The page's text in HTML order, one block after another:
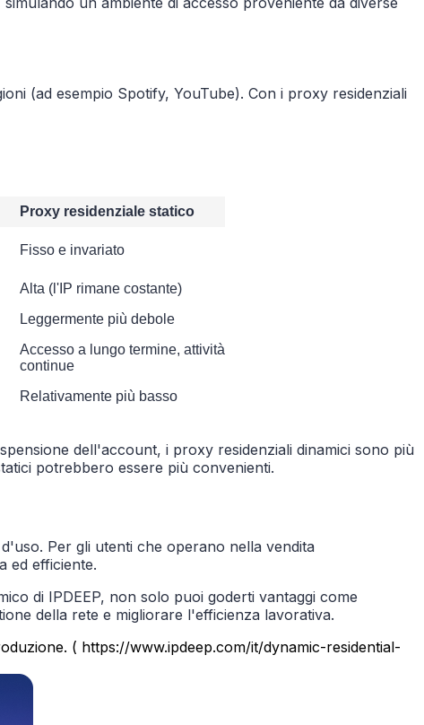
(ad esempio Spotify, YouTube). Con i proxy residenziali
Proxy residenziale statico
Fisso e invariato
Alta (l'IP rimane costante)
Leggermente più debole
Accesso a lungo termine, attività
continue
Relativamente più basso
dell'account, i proxy residenziali dinamici sono più
potrebbero essere più convenienti.
Per gli utenti che operano nella vendita
ed efficiente.
di IPDEEP, non solo puoi goderti vantaggi come
della rete e migliorare l'efficienza lavorativa.
( https://www.ipdeep.com/it/dynamic-residential-